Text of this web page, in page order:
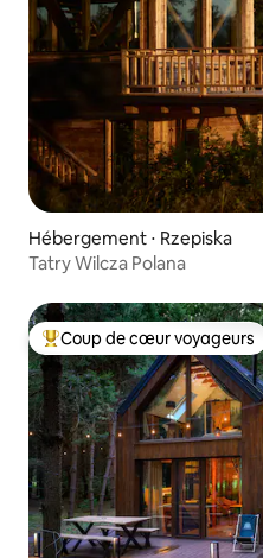
Hébergement ⋅ Rzepiska
Tatry Wilcza Polana
Coups de cœur voyageurs
Coup de cœur voyageurs